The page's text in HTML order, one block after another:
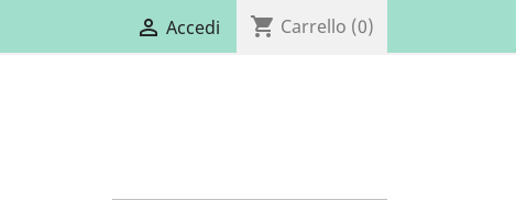
 Accedi shopping_cart Carrello (0)